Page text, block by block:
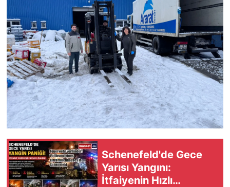
Schenefeld'de Gece
Yarısı Yangını:
İtfaiyenin Hızlı